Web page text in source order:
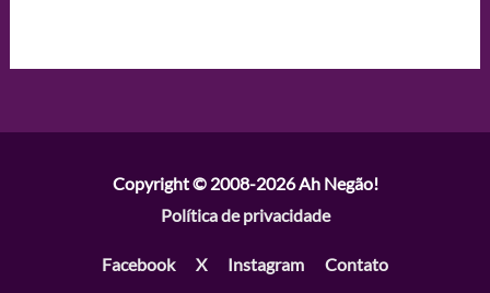
Copyright © 2008-2026Ah Negão!
Política de privacidade
Facebook X Instagram Contato